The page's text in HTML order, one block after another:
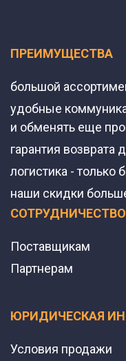
ПРЕИМУЩЕСТВА
большой
удобные
и обменять еще
гарантия
логистика - только
наши скидки
СОТРУДНИЧЕСТВО
Поставщикам
Партнерам
ЮРИДИЧЕСКАЯ
Условия продажи